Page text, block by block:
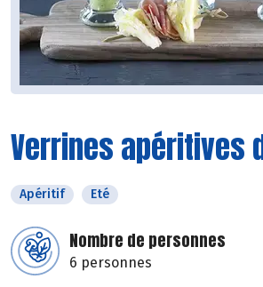
Verrines apéritives
Apéritif Eté
Nombre de personnes
6 personnes